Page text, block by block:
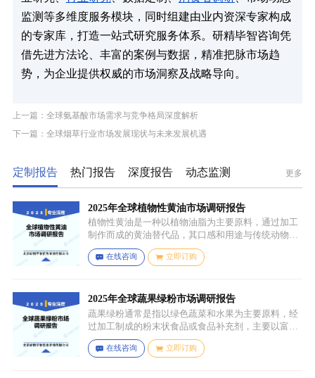
监测等多维度服务模块，同时组建由业内资深专家构成
的专家库，打造一站式研究服务体系。研精毕智咨询凭
借先进方法论、丰富的案例与数据，精准把脉市场趋
势，为企业提供权威的市场洞察及战略导向。
上一篇：全球氨基酸市场需求与竞争格局深度解析
下一篇：全球烟草行业市场发展现状与未来发展机遇
定制报告 热门报告 深度报告 动态监测 更多
2025年全球植物性黄油市场调研报告
植物性黄油是一种以植物油脂为主要原料，通过加工
制作而成的黄油替代品，其口感和用途与传统动物黄
油较为相似，常见的有大豆油、菜籽油、椰子油、棕
榈油等，这些植物油脂经过精炼、氢化或酯交换等工
用香精、色素等，以改善口感、延长保质期和调整风
味。
在线咨询 立即订购
2025年全球蔬果绿粉市场调研报告
蔬果绿粉通常是指以绿色蔬菜和水果为主要原料，经
过加工制成的粉末状食品或食品补充剂，主要以富含
叶绿素、膳食纤维、维生素、矿物质等营养成分的绿
色蔬菜和水果为原料，常见的包括菠菜、羽衣甘蓝、
在线咨询 立即订购